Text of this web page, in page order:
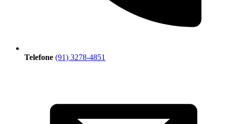
Telefone (91) 3278-4851